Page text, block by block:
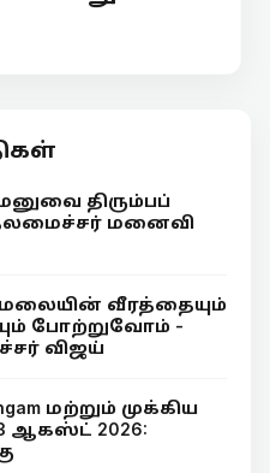
திரும்பப்
மனைவி
வீரத்தையும்
போற்றுவோம் -
விஜய்
மற்றும் முக்கிய
ஆகஸ்ட் 2026: